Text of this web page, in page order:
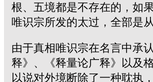
根、五境都是不存在的，如
唯识宗所发的太过，全部是
由于真相唯识宗在名言中承
释》、《释量论广释》以及
以说对外境断除了一种耽执